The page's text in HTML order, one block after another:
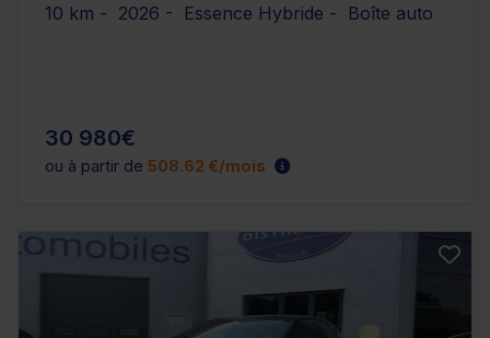
10 km - 2026 - Essence Hybride - Boîte auto
30 980€
ou à partir de 508.62 €/mois